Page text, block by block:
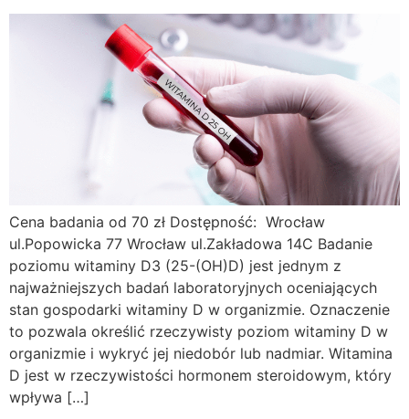
Cena badania od 70 zł Dostępność: Wrocław
ul.Popowicka 77 Wrocław ul.Zakładowa 14C Badanie
poziomu witaminy D3 (25-(OH)D) jest jednym z
najważniejszych badań laboratoryjnych oceniających
stan gospodarki witaminy D w organizmie. Oznaczenie
to pozwala określić rzeczywisty poziom witaminy D w
organizmie i wykryć jej niedobór lub nadmiar. Witamina
D jest w rzeczywistości hormonem steroidowym, który
wpływa […]